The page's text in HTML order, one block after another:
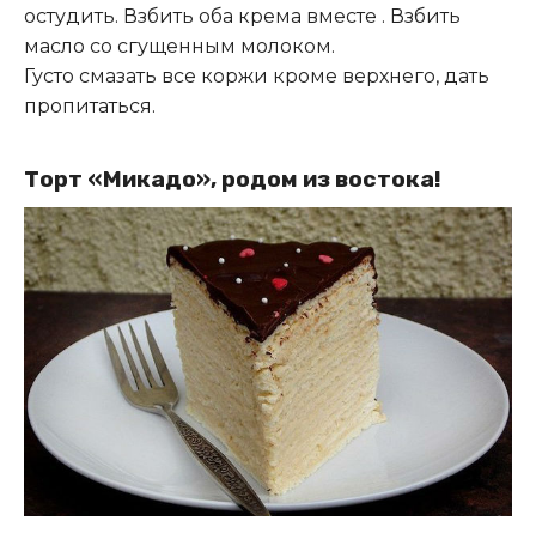
остудить. Взбить оба крема вместе . Взбить
масло со сгущенным молоком.
Густо смазать все коржи кроме верхнего, дать
пропитаться.
Торт «Микадо», родом из востока!